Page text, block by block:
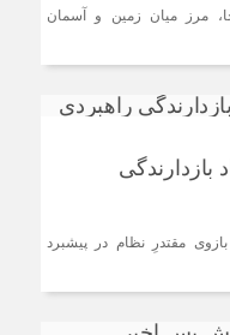
مرز میان زمین و آسمان
بازدارندگی
مقتدرِ نظام در پیشبرد